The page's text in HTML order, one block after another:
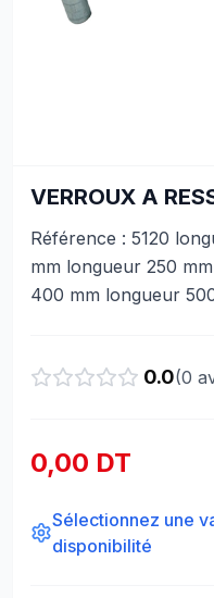
VERROUX A
Référence : 5120
mm longueur 250
400 mm longueur
0.0(0
0,00 DT
Sélectionnez une
disponibilité